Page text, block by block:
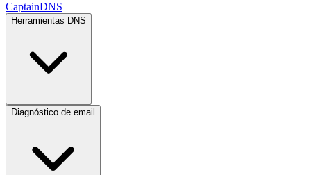
CaptainDNS
Herramientas DNS
Diagnóstico de email